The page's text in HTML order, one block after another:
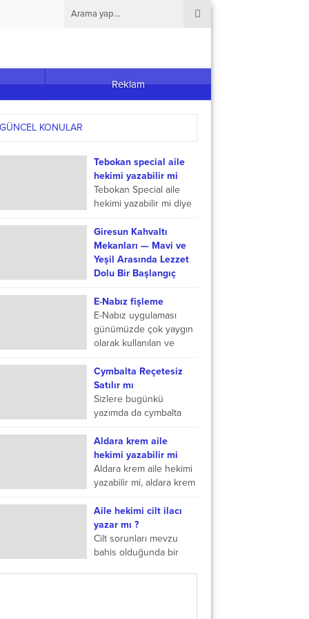
Reklam
GÜNCEL KONULAR
Tebokan special aile
hekimi yazabilir mi
Tebokan Special aile
hekimi yazabilir mi diye
araştırıyorsanız en
doğru ve kesin bilgileri
sizler de yazımızda
bulabilirisiniz. Sadece
bu ilaca...
Giresun Kahvaltı
Mekanları — Mavi ve
Yeşil Arasında Lezzet
Dolu Bir Başlangıç
Doğu Karadeniz’in en
köklü şehirlerinden biri
olan Giresun; sadece
fındığın anavatanı değil,
aynı zamanda denizle
ormanın kucaklaştığı
eşsiz bir kahvaltı...
E-Nabız fişleme
E-Nabız uygulaması
günümüzde çok yaygın
olarak kullanılan ve
bizlere sağlık alanında
hastane içi ve hastane
dışı sayısız hizmet
veren uygulamadır....
Cymbalta Reçetesiz
Satılır mı
Sizlere bugünkü
yazımda da cymbalta
reçetesiz alınır mı,
cymbalta reçetesiz
satılır mı, cymbaltaaç mı
tok mu ve hangi ilaçlarla
kullanılmaz...
Aldara krem aile
hekimi yazabilir mi
Aldara krem aile hekimi
yazabilir mi, aldara krem
kimler yazabilir, aldara
krem recetesiz alınır mı,
aldara krem nasıl alınır,
aldara...
Aile hekimi cilt ilacı
yazar mı ?
Cilt sorunları mevzu
bahis olduğunda bir